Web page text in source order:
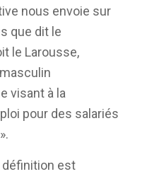
nous envoie sur
que dit le
le Larousse,
visant à la
pour des salariés
définition est